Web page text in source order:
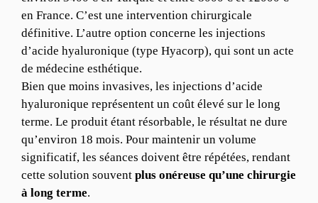
en France. C’est une intervention chirurgicale
définitive. L’autre option concerne les injections
d’acide hyaluronique (type Hyacorp), qui sont un acte
de médecine esthétique.
Bien que moins invasives, les injections d’acide
hyaluronique représentent un coût élevé sur le long
terme. Le produit étant résorbable, le résultat ne dure
qu’environ 18 mois. Pour maintenir un volume
significatif, les séances doivent être répétées, rendant
cette solution souvent plus onéreuse qu’une chirurgie
à long terme.